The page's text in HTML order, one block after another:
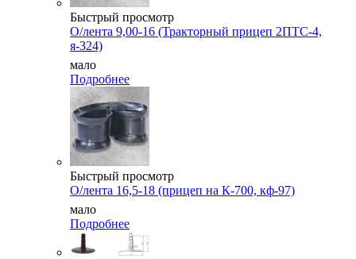
Быстрый просмотр
О/лента 9,00-16 (Тракторный прицеп 2ПТС-4,
я-324)
мало
Подробнее
Быстрый просмотр
О/лента 16,5-18 (прицеп на К-700, кф-97)
мало
Подробнее